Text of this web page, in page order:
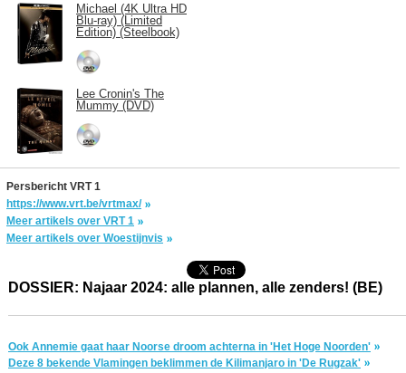
Michael (4K Ultra HD
Blu-ray) (Limited
Edition) (Steelbook)
Lee Cronin's The
Mummy (DVD)
Persbericht VRT 1
https://www.vrt.be/vrtmax/
Meer artikels over VRT 1
Meer artikels over Woestijnvis
DOSSIER: Najaar 2024: alle plannen, alle zenders! (BE)
Ook Annemie gaat haar Noorse droom achterna in 'Het Hoge Noorden'
Deze 8 bekende Vlamingen beklimmen de Kilimanjaro in 'De Rugzak'